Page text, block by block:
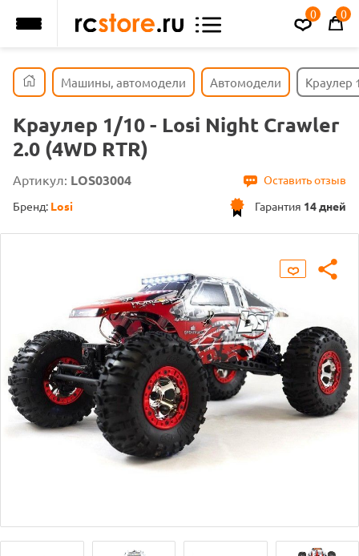
0 0
Машины, автомодели Автомодели Краулер
Краулер 1/10 - Losi Night Crawler
2.0 (4WD RTR)
Артикул: LOS03004
Оставить отзыв
Гарантия 14 дней
Бренд: Losi